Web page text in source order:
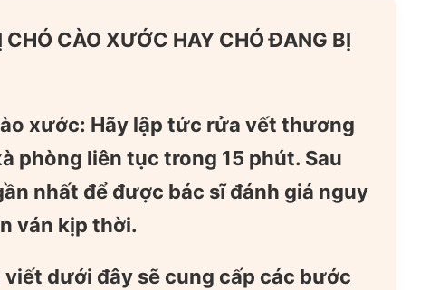
CÀO XƯỚC HAY CHÓ ĐANG BỊ
xước: Hãy lập tức rửa vết thương
phòng liên tục trong 15 phút. Sau
nhất để được bác sĩ đánh giá nguy
ván kịp thời.
viết dưới đây sẽ cung cấp các bước